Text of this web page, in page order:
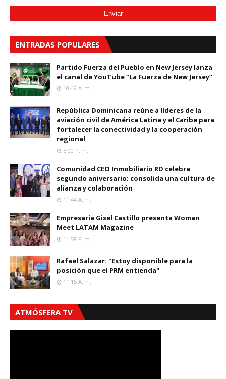
ENTRADAS POPULARES
Partido Fuerza del Pueblo en New Jersey lanza
el canal de YouTube “La Fuerza de New Jersey”
10:49 A. M.
República Dominicana reúne a líderes de la
aviación civil de América Latina y el Caribe para
fortalecer la conectividad y la cooperación
regional
5:00 P. M.
Comunidad CEO Inmobiliario RD celebra
segundo aniversario; consolida una cultura de
alianza y colaboración
11:44 A. M.
Empresaria Gisel Castillo presenta Woman
Meet LATAM Magazine
11:58 P. M.
Rafael Salazar: "Estoy disponible para la
posición que el PRM entienda"
11:15 A. M.
ATMÓSFERA TV